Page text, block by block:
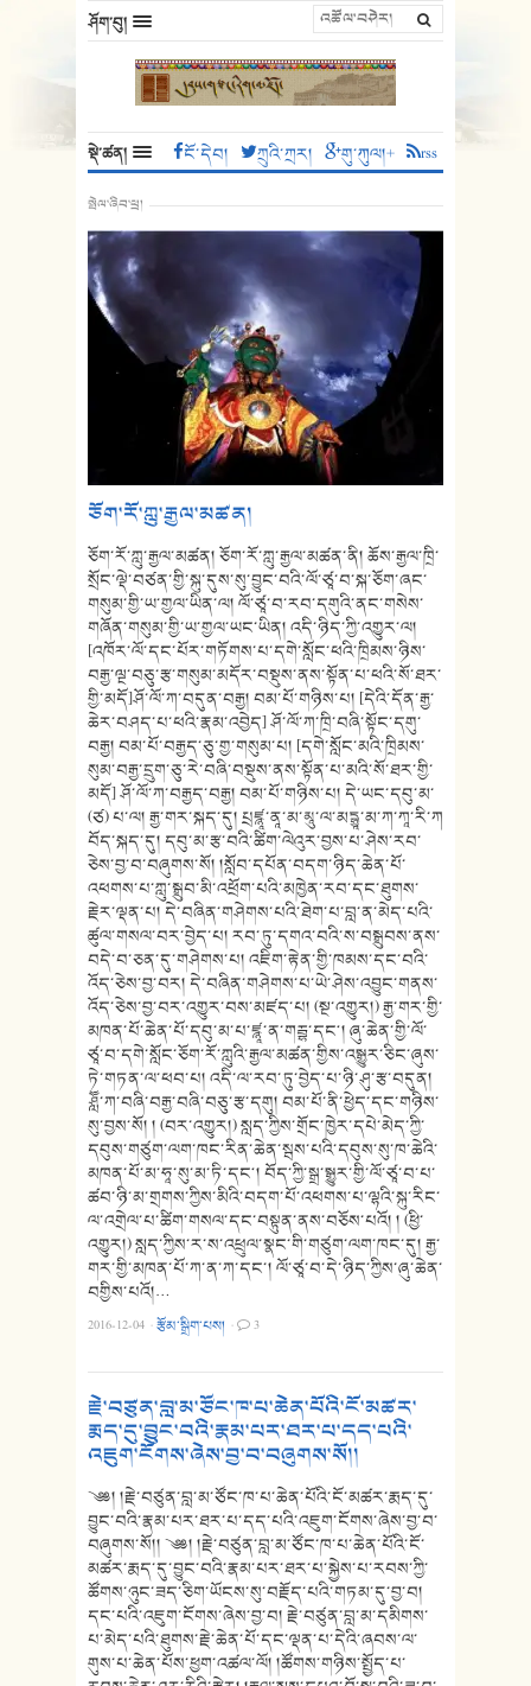
ཤོག་བུ།
སྡེ་ཚན། ངོ་དེབ། ཀྲུའི་ཀྲར། གུ་ཀུལ།+ rss
སྤེལ་ཞིབ་ཕྲ།
ཅོག་རོ་ཀླུ་རྒྱལ་མཚན།
ཅོག་རོ་ཀླུ་རྒྱལ་མཚན། ཅོག་རོ་ཀླུ་རྒྱལ་མཚན་ནི། ཆོས་རྒྱལ་ཁྲི་
སྲོང་ལྡེ་བཙན་གྱི་སྐུ་དུས་སུ་བྱུང་བའི་ལོ་ཙཱ་བ་སྐ་ཅོག་ཞང་
གསུམ་གྱི་ཡ་གྱལ་ཡིན་ལ། ལོ་ཙཱ་བ་རབ་དགུའི་ནང་གསེས་
གཞོན་གསུམ་གྱི་ཡ་གྱལ་ཡང་ཡིན། འདི་ཉིད་ཀྱི་འགྱུར་ལ།
[འཁོར་ལོ་དང་པོར་གཏོགས་པ་དགེ་སློང་ཕའི་ཁྲིམས་ཉིས་
བརྒྱ་ལྔ་བཅུ་རྩ་གསུམ་མདོར་བསྡུས་ནས་སྟོན་པ་ཕའི་སོ་ཐར་
གྱི་མདོ]ཤོ་ལོ་ཀ་བདུན་བརྒྱ། བམ་པོ་གཉིས་པ། [དེའི་དོན་རྒྱ་
ཆེར་བཤད་པ་ཕའི་རྣམ་འབྱེད] ཤོ་ལོ་ཀ་ཁྲི་བཞི་སྟོང་དགུ་
བརྒྱ། བམ་པོ་བརྒྱད་ཅུ་གྱ་གསུམ་པ། [དགེ་སློང་མའི་ཁྲིམས་
སུམ་བརྒྱ་དྲུག་ཅུ་རེ་བཞི་བསྡུས་ནས་སྟོན་པ་མའི་སོ་ཐར་གྱི་
མདོ] ཤོ་ལོ་ཀ་བརྒྱད་བརྒྱ། བམ་པོ་གཉིས་པ། དེ་ཡང་དབུ་མ་
(ཙ) པ་ལ། རྒྱ་གར་སྐད་དུ། པྲཛྙཱ་ནཱ་མ་མཱུ་ལ་མདྷྱཱ་མ་ཀ་ཀཱ་རི་ཀ
བོད་སྐད་དུ། དབུ་མ་རྩ་བའི་ཚིག་ལེའུར་བྱས་པ་ཤེས་རབ་
ཅེས་བྱ་བ་བཞུགས་སོ། །སློབ་དཔོན་བདག་ཉིད་ཆེན་པོ་
འཕགས་པ་ཀླུ་སྒྲུབ་མི་འཕྲོག་པའི་མཁྱེན་རབ་དང་ཐུགས་
རྗེར་ལྡན་པ། དེ་བཞིན་གཤེགས་པའི་ཐེག་པ་བླ་ན་མེད་པའི་
ཚུལ་གསལ་བར་བྱེད་པ། རབ་ཏུ་དགའ་བའི་ས་བསྒྲུབས་ནས་
བདེ་བ་ཅན་དུ་གཤེགས་པ། འཇིག་རྟེན་གྱི་ཁམས་དང་བའི་
འོད་ཅེས་བྱ་བར། དེ་བཞིན་གཤེགས་པ་ཡེ་ཤེས་འབྱུང་གནས་
འོད་ཅེས་བྱ་བར་འགྱུར་བས་མཛད་པ། (སྔ་འགྱུར།) རྒྱ་གར་གྱི་
མཁན་པོ་ཆེན་པོ་དབུ་མ་པ་ཛྙཱ་ན་གརྦྷ་དང༌། ཞུ་ཆེན་གྱི་ལོ་
ཙཱ་བ་དགེ་སློང་ཅོག་རོ་ཀླུའི་རྒྱལ་མཚན་གྱིས་འསྒྱུར་ཅིང་ཞུས་
ཏེ་གཏན་ལ་ཕབ་པ། འདི་ལ་རབ་ཏུ་བྱེད་པ་ཉི་ཤུ་རྩ་བདུན།
ཤླཽ་ཀ་བཞི་བརྒྱ་བཞི་བཅུ་རྩ་དགུ། བམ་པོ་ནི་ཕྱེད་དང་གཉིས་
སུ་བྱས་སོ། ། (བར་འགྱུར།) སླད་ཀྱིས་གྲོང་ཁྱེར་དཔེ་མེད་ཀྱི་
དབུས་གཙུག་ལག་ཁང་རིན་ཆེན་སྦས་པའི་དབུས་སུ་ཁ་ཆེའི་
མཁན་པོ་མ་ཧཱ་སུ་མ་ཏི་དང༌། བོད་ཀྱི་སྒྲ་སྒྱུར་གྱི་ལོ་ཙཱ་བ་པ་
ཚབ་ཉི་མ་གྲགས་ཀྱིས་མིའི་བདག་པོ་འཕགས་པ་ལྷའི་སྐུ་རིང་
ལ་འགྲེལ་པ་ཚིག་གསལ་དང་བསྟུན་ནས་བཅོས་པའོ། ། (ཕྱི་
འགྱུར།) སླད་ཀྱིས་ར་ས་འཕྲུལ་སྣང་གི་གཙུག་ལག་ཁང་དུ། རྒྱ་
གར་གྱི་མཁན་པོ་ཀ་ན་ཀ་དང་། ལོ་ཙཱ་བ་དེ་ཉིད་ཀྱིས་ཞུ་ཆེན་
བགྱིས་པའོ།…
2016-12-04 ·རྩོམ་སྒྲིག་པས། · 3
རྗེ་བཙུན་བླ་མ་ཙོང་ཁ་པ་ཆེན་པོའི་ངོ་མཚར་
རྨད་དུ་བྱུང་བའི་རྣམ་པར་ཐར་པ་དད་པའི་
འཇུག་ངོགས་ཞེས་བྱ་བ་བཞུགས་སོ།།
༄༅། །རྗེ་བཙུན་བླ་མ་ཙོང་ཁ་པ་ཆེན་པོའི་ངོ་མཚར་རྨད་དུ་
བྱུང་བའི་རྣམ་པར་ཐར་པ་དད་པའི་འཇུག་ངོགས་ཞེས་བྱ་བ་
བཞུགས་སོ།། ༄༅། །རྗེ་བཙུན་བླ་མ་ཙོང་ཁ་པ་ཆེན་པོའི་ངོ་
མཚར་རྨད་དུ་བྱུང་བའི་རྣམ་པར་ཐར་པ་སྐྱེས་པ་རབས་ཀྱི་
ཚོགས་ཉུང་ཟད་ཅིག་ཡོངས་སུ་བརྗོད་པའི་གཏམ་དུ་བྱ་བ།
དང་པའི་འཇུག་ངོགས་ཞེས་བྱ་བ། རྗེ་བཙུན་བླ་མ་དམིགས་
པ་མེད་པའི་ཐུགས་རྗེ་ཆེན་པོ་དང་ལྡན་པ་དེའི་ཞབས་ལ་
གུས་པ་ཆེན་པོས་ཕྱག་འཚལ་ལོ། །ཚོགས་གཉིས་སྤྱོད་པ་